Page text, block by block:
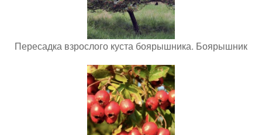
Пересадка взрослого куста боярышника. Боярышник